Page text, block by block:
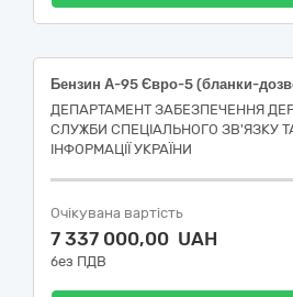
ДЕПАРТАМЕНТ ЗАБЕЗПЕЧЕННЯ
СЛУЖБИ СПЕЦІАЛЬНОГО ЗВ'ЯЗКУ
ІНФОРМАЦІЇ УКРАЇНИ
Очікувана вартість
7 337 000,00 UAH
без ПДВ